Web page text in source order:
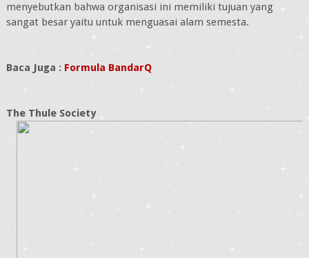
menyebutkan bahwa organisasi ini memiliki tujuan yang
sangat besar yaitu untuk menguasai alam semesta.
Baca Juga : Formula BandarQ
The Thule Society